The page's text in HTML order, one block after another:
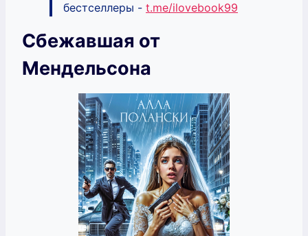
бестселлеры - t.me/ilovebook99
Сбежавшая от
Мендельсона